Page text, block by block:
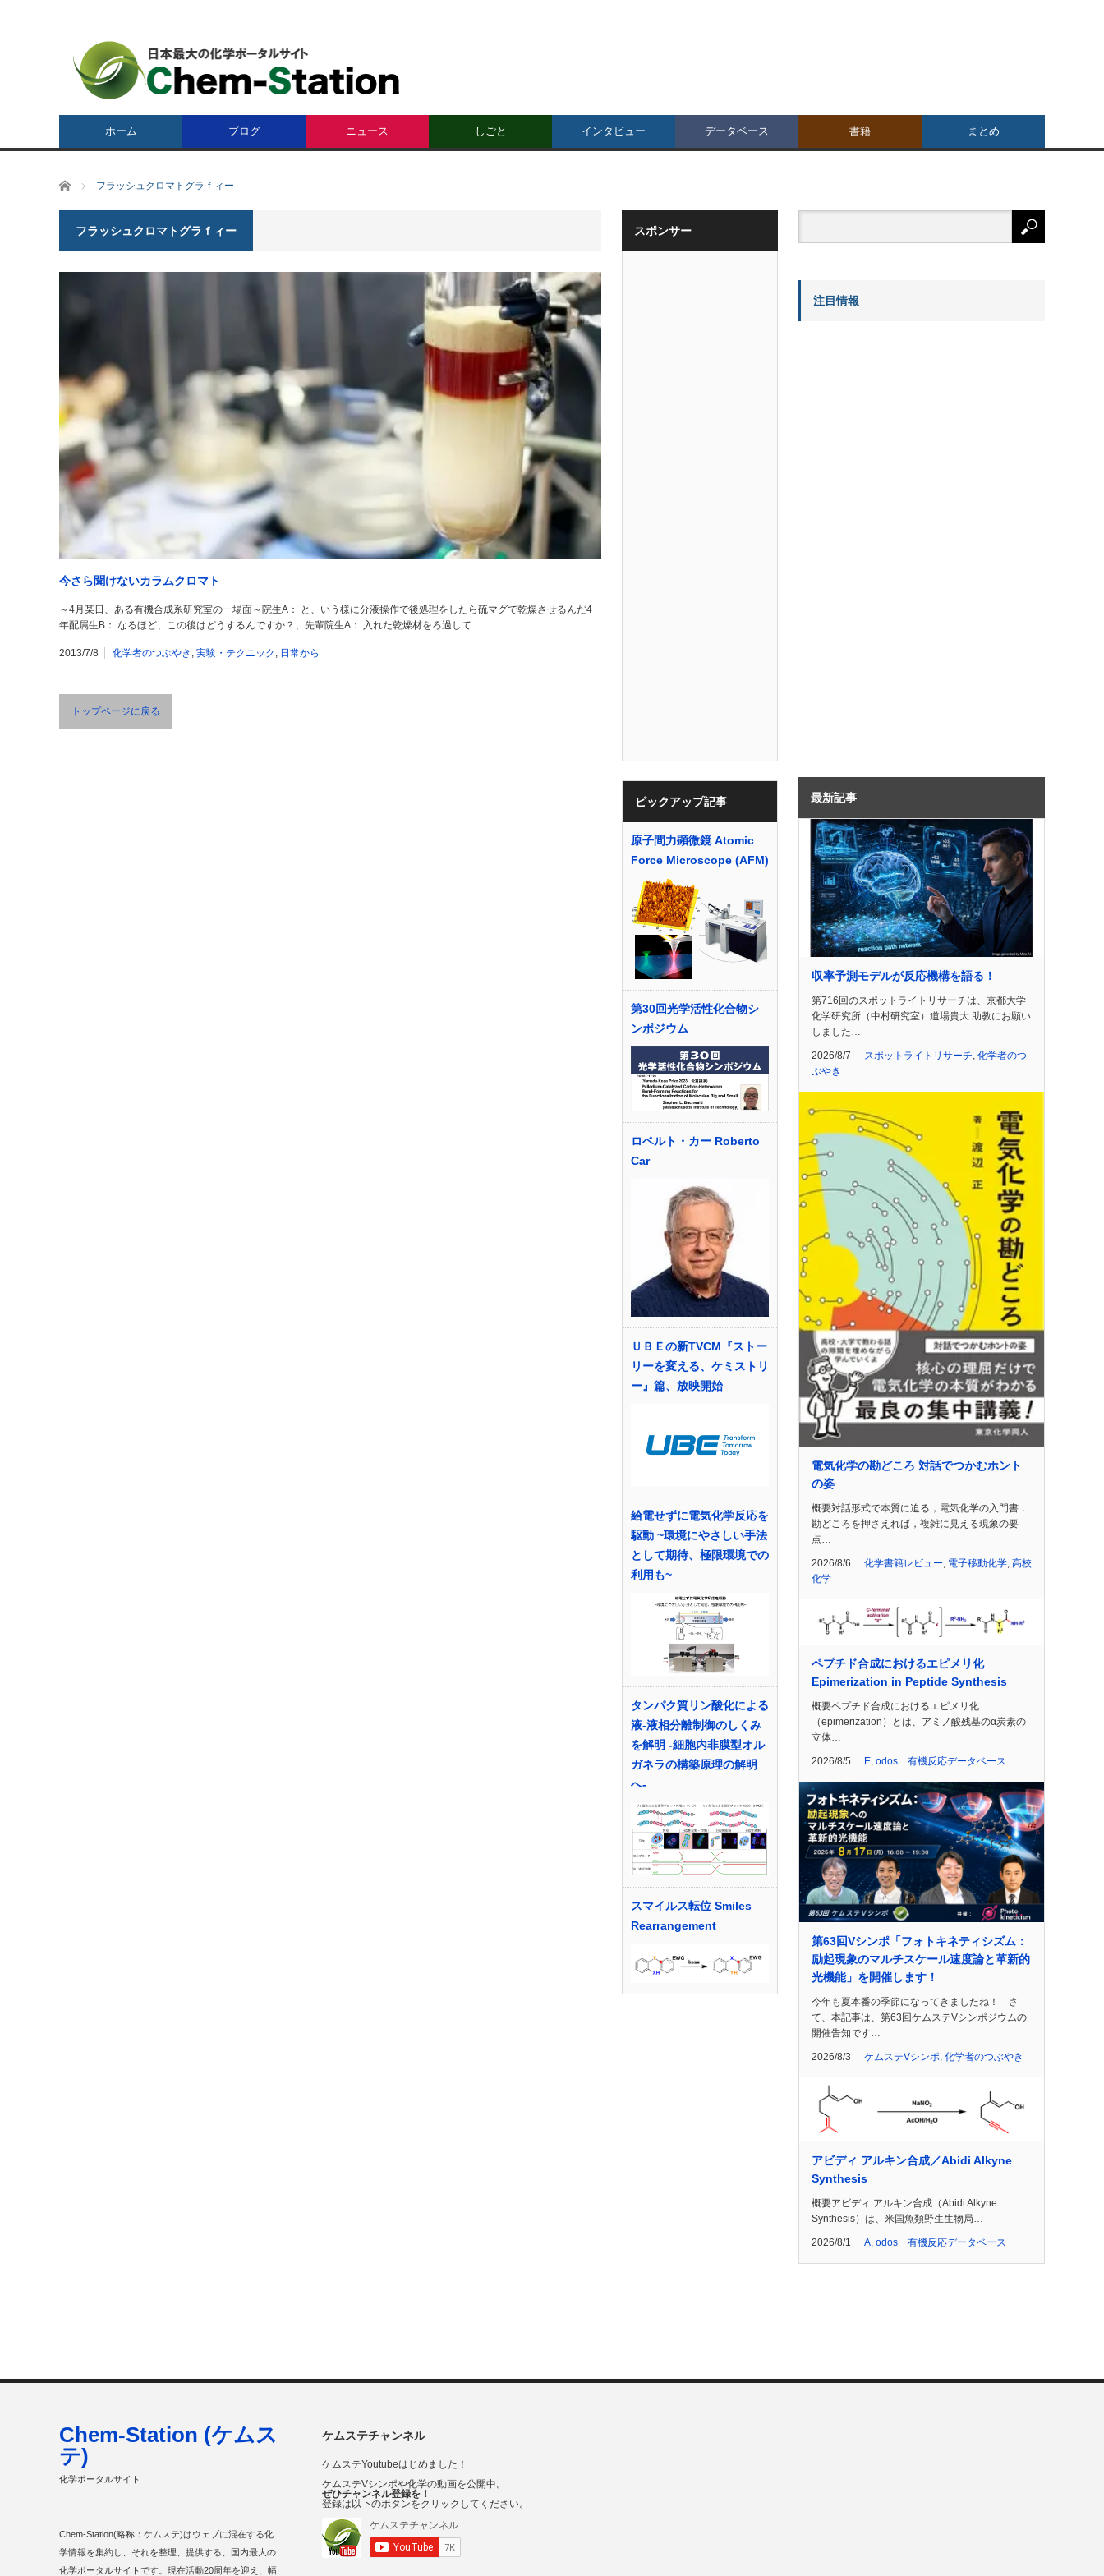
ホーム ブログ ニュース しごと インタビュー データベース 書籍 まとめ
ホーム フラッシュクロマトグラｆィー
フラッシュクロマトグラｆィー
今さら聞けないカラムクロマト
～4月某日、ある有機合成系研究室の一場面～院生A： と、いう様に分液操作で後処理をしたら硫マグで乾燥させるんだ4
年配属生B： なるほど、この後はどうするんですか？、先輩院生A： 入れた乾燥材をろ過して…
2013/7/8 化学者のつぶやき , 実験・テクニック , 日常から
トップページに戻る
スポンサー
ピックアップ記事
原子間力顕微鏡 Atomic
Force Microscope (AFM)
第30回光学活性化合物シ
ンポジウム
ロベルト・カー Roberto
Car
ＵＢＥの新TVCM『ストー
リーを変える、ケミストリ
ー』篇、放映開始
給電せずに電気化学反応を
駆動 ~環境にやさしい手法
として期待、極限環境での
利用も~
タンパク質リン酸化による
液-液相分離制御のしくみ
を解明 -細胞内非膜型オル
ガネラの構築原理の解明
へ-
スマイルス転位 Smiles
Rearrangement
注目情報
最新記事
収率予測モデルが反応機構を語る！
第716回のスポットライトリサーチは、京都大学
化学研究所（中村研究室）道場貴大 助教にお願い
しました…
2026/8/7 スポットライトリサーチ 化学者のつ
ぶやき
電気化学の勘どころ 対話でつかむホント
の姿
概要対話形式で本質に迫る，電気化学の入門書．
勘どころを押さえれば，複雑に見える現象の要
点…
2026/8/6 化学書籍レビュー 電子移動化学 高校
化学
ペプチド合成におけるエピメリ化
Epimerization in Peptide Synthesis
概要ペプチド合成におけるエピメリ化
（epimerization）とは、アミノ酸残基のα炭素の
立体…
2026/8/5 E odos 有機反応データベース
第63回Vシンポ「フォトキネティシズム：
励起現象のマルチスケール速度論と革新的
光機能」を開催します！
今年も夏本番の季節になってきましたね！ さ
て、本記事は、第63回ケムステVシンポジウムの
開催告知です…
2026/8/3 ケムステVシンポ, 化学者のつぶやき
アビディ アルキン合成／Abidi Alkyne
Synthesis
概要アビディ アルキン合成（Abidi Alkyne
Synthesis）は、米国魚類野生生物局…
2026/8/1 A, odos 有機反応データベース
ケムステチャンネル
ケムステYoutubeはじめました！
ケムステVシンポや化学の動画を公開中。
ぜひチャンネル登録を！
登録は以下のボタンをクリックしてください。
Chem-Station (ケムス
テ)
化学ポータルサイト
Chem-Station(略称：ケムステ)はウェブに混在する化
学情報を集約し、それを整理、提供する、国内最大の
化学ポータルサイトです。現在活動20周年を迎え、幅